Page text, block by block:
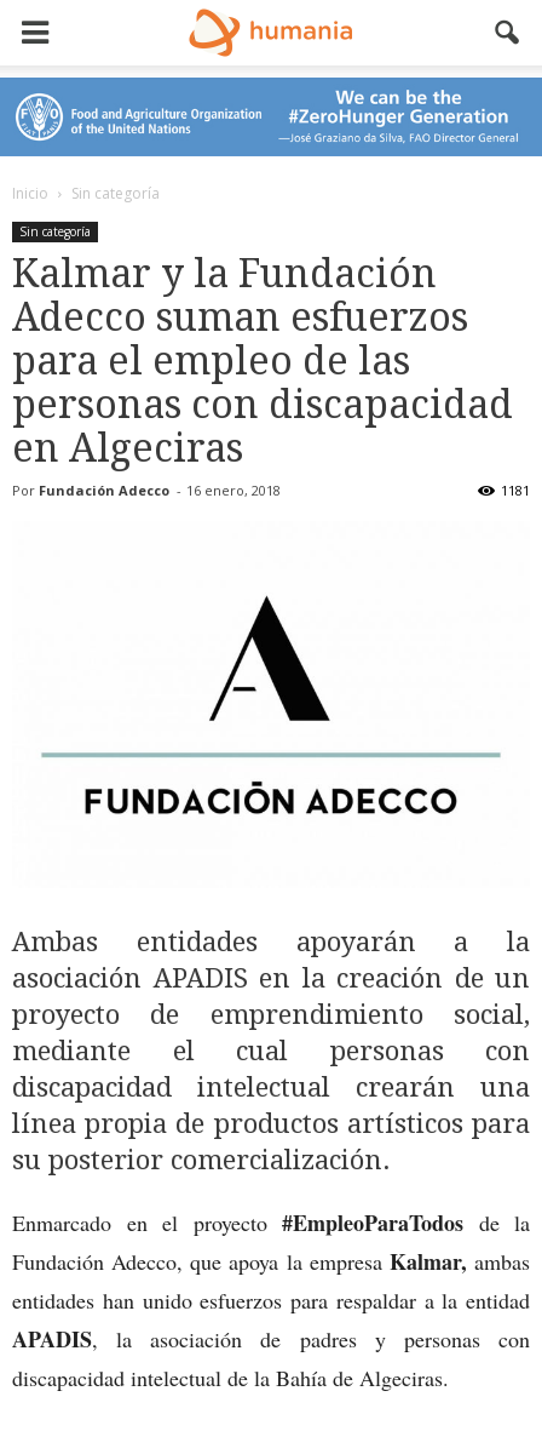
Inicio Sin categoría
Sin categoría
Kalmar y la Fundación
Adecco suman esfuerzos
para el empleo de las
personas con discapacidad
en Algeciras
Por Fundación Adecco - 16 enero, 2018 1181
Ambas entidades apoyarán a la
asociación APADIS en la creación de un
proyecto de emprendimiento social,
mediante el cual personas con
discapacidad intelectual crearán una
línea propia de productos artísticos para
su posterior comercialización.
Enmarcado en el proyecto #EmpleoParaTodos de la
Fundación Adecco, que apoya la empresa Kalmar, ambas
entidades han unido esfuerzos para respaldar a la entidad
APADIS, la asociación de padres y personas con
discapacidad intelectual de la Bahía de Algeciras.